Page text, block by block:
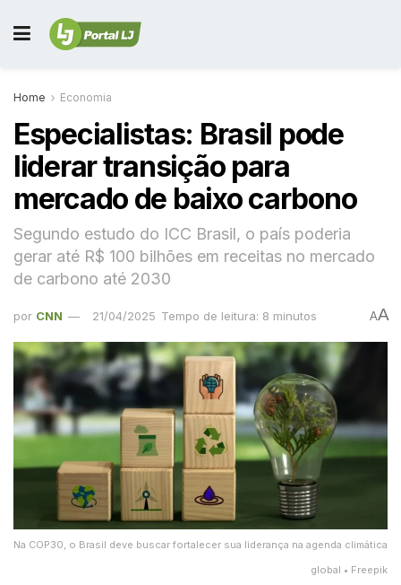
Home Economia
Especialistas: Brasil pode
liderar transição para
mercado de baixo carbono
Segundo estudo do ICC Brasil, o país poderia
gerar até R$ 100 bilhões em receitas no mercado
de carbono até 2030
por CNN 21/04/2025 Tempo de leitura: 8 minutos AA
Na COP30, o Brasil deve buscar fortalecer sua liderança na agenda climática
global • Freepik